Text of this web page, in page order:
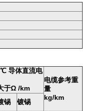
℃ 导体直流电
于Ω /km
电缆参考重
量
kg/km
锡
镀锡